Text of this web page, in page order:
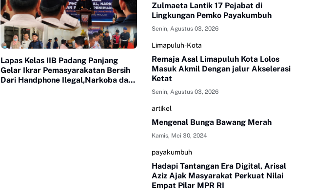
Lapas Kelas IIB Padang Panjang
Gelar Ikrar Pemasyarakatan Bersih
Dari Handphone Ilegal,Narkoba dan
Zulmaeta Lantik 17 Pejabat di
Lingkungan Pemko Payakumbuh
Senin, Agustus 03, 2026
Limapuluh-Kota
Remaja Asal Limapuluh Kota Lolos
Masuk Akmil Dengan jalur Akselerasi
Ketat
Senin, Agustus 03, 2026
artikel
Mengenal Bunga Bawang Merah
Kamis, Mei 30, 2024
payakumbuh
Hadapi Tantangan Era Digital, Arisal
Aziz Ajak Masyarakat Perkuat Nilai
Empat Pilar MPR RI